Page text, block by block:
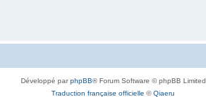
Développé parphpBB® Forum Software © phpBB Limited
Traduction française officielle ©Qiaeru